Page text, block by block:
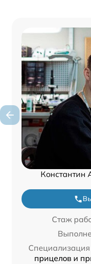
Константин
Стаж
Специализация
прицелов и